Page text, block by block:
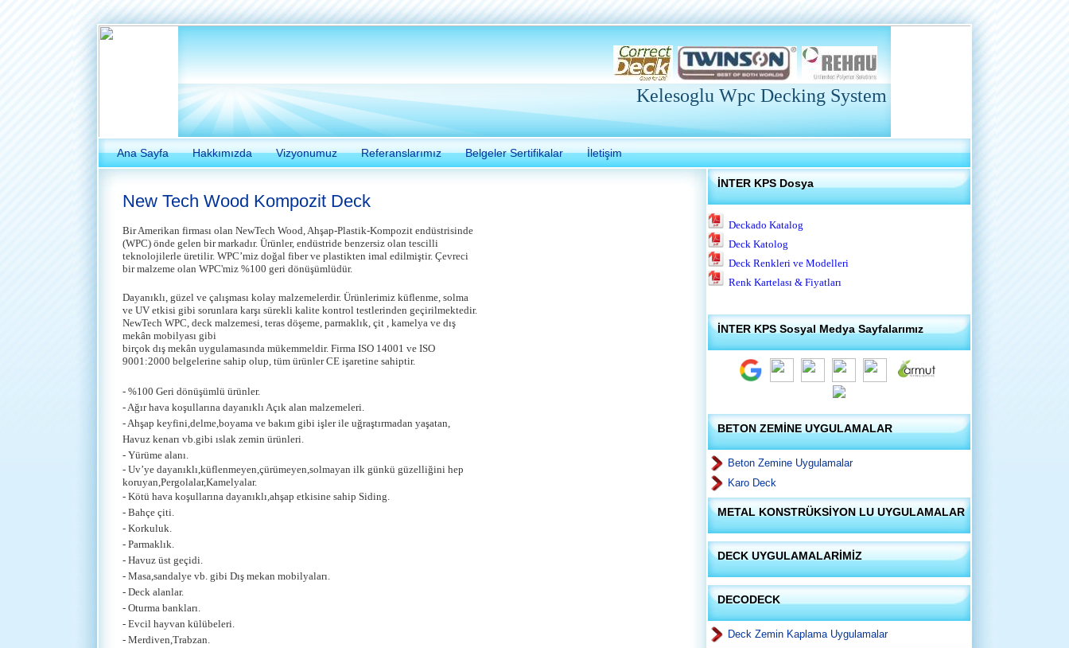
Kelesoglu Wpc Decking System
Ana Sayfa Hakkımızda Vizyonumuz Referanslarımız Belgeler Sertifikalar İletişim
New Tech Wood Kompozit Deck
Bir Amerikan firması olan NewTech Wood, Ahşap-Plastik-Kompozit endüstrisinde
(WPC) önde gelen bir markadır. Ürünler, endüstride benzersiz olan tescilli
teknolojilerle üretilir. WPC’miz doğal fiber ve plastikten imal edilmiştir. Çevreci
bir malzeme olan WPC'miz %100 geri dönüşümlüdür.
Dayanıklı, güzel ve çalışması kolay malzemelerdir. Ürünlerimiz küflenme, solma
ve UV etkisi gibi sorunlara karşı sürekli kalite kontrol testlerinden geçirilmektedir.
NewTech WPC, deck malzemesi, teras döşeme, parmaklık, çit , kamelya ve dış
mekân mobilyası gibi
birçok dış mekân uygulamasında mükemmeldir. Firma ISO 14001 ve ISO
9001:2000 belgelerine sahip olup, tüm ürünler CE işaretine sahiptir.
- %100 Geri dönüşümlü ürünler.
- Ağır hava koşullarına dayanıklı Açık alan malzemeleri.
- Ahşap keyfini,delme,boyama ve bakım gibi işler ile uğraştırmadan yaşatan,
Havuz kenarı vb.gibi ıslak zemin ürünleri.
- Yürüme alanı.
- Uv’ye dayanıklı,küflenmeyen,çürümeyen,solmayan ilk günkü güzelliğini hep
koruyan,Pergolalar,Kamelyalar.
- Kötü hava koşullarına dayanıklı,ahşap etkisine sahip Siding.
- Bahçe çiti.
- Korkuluk.
- Parmaklık.
- Havuz üst geçidi.
- Masa,sandalye vb. gibi Dış mekan mobilyaları.
- Deck alanlar.
- Oturma bankları.
- Evcil hayvan külübeleri.
- Merdiven,Trabzan.
İNTER KPS Dosya
Deckado Katalog
Deck Katolog
Deck Renkleri ve Modelleri
Renk Kartelası & Fiyatları
İNTER KPS Sosyal Medya Sayfalarımız
BETON ZEMİNE UYGULAMALAR
Beton Zemine Uygulamalar
Karo Deck
METAL KONSTRÜKSİYON LU UYGULAMALAR
DECK UYGULAMALARİMİZ
DECODECK
Deck Zemin Kaplama Uygulamalar